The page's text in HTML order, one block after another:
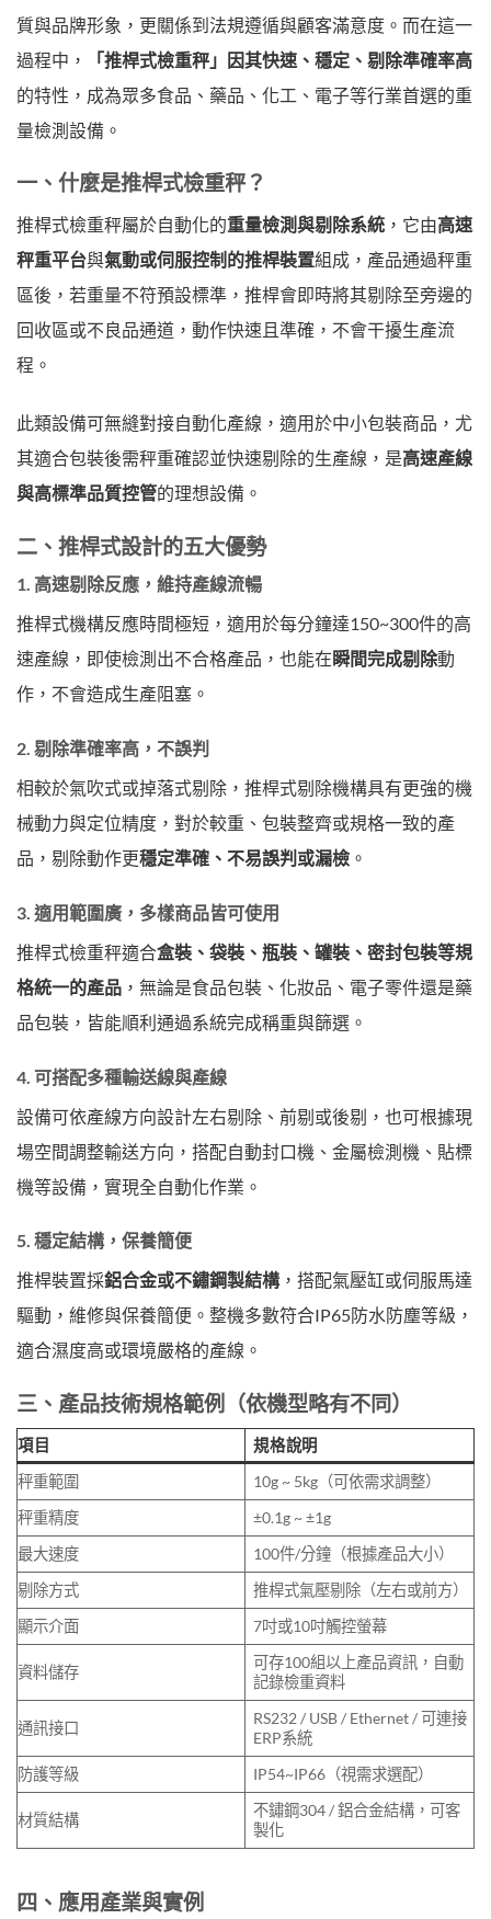
質與品牌形象，更關係到法規遵循與顧客滿意度。而在這一
過程中，
「推桿式檢重秤」因其快速、穩定、剔除準確率高
的特性，成為眾多食品、藥品、化工、電子等行業首選的重
量檢測設備。
一、什麼是推桿式檢重秤？
推桿式檢重秤屬於自動化的重量檢測與剔除系統 ，它由高速
秤重平台與氣動或伺服控制的推桿裝置組成，產品通過秤重
區後，若重量不符預設標準，推桿會即時將其剔除至旁邊的
回收區或不良品通道，動作快速且準確，不會干擾生產流
程。
此類設備可無縫對接自動化產線，適用於中小包裝商品，尤
其適合包裝後需秤重確認並快速剔除的生產線，是高速產線
與高標準品質控管的理想設備。
二、推桿式設計的五大優勢
1. 高速剔除反應，維持產線流暢
推桿式機構反應時間極短，適用於每分鐘達150~300件的高
速產線，即使檢測出不合格產品，也能在瞬間完成剔除動
作，不會造成生產阻塞。
2. 剔除準確率高，不誤判
相較於氣吹式或掉落式剔除，推桿式剔除機構具有更強的機
械動力與定位精度，對於較重、包裝整齊或規格一致的產
品，剔除動作更穩定準確、不易誤判或漏檢 。
3. 適用範圍廣，多樣商品皆可使用
推桿式檢重秤適合盒裝、袋裝、瓶裝、罐裝、密封包裝等規
格統一的產品 ，無論是食品包裝、化妝品、電子零件還是藥
品包裝，皆能順利通過系統完成稱重與篩選。
4. 可搭配多種輸送線與產線
設備可依產線方向設計左右剔除、前剔或後剔，也可根據現
場空間調整輸送方向，搭配自動封口機、金屬檢測機、貼標
機等設備，實現全自動化作業。
5. 穩定結構，保養簡便
推桿裝置採鋁合金或不鏽鋼製結構，搭配氣壓缸或伺服馬達
驅動，維修與保養簡便。整機多數符合IP65防水防塵等級，
適合濕度高或環境嚴格的產線。
三、產品技術規格範例（依機型略有不同）
項目
規格說明
秤重範圍
10g ~ 5kg（可依需求調整）
秤重精度
±0.1g ~ ±1g
最大速度
100件/分鐘（根據產品大小）
剔除方式
推桿式氣壓剔除（左右或前方）
顯示介面
7吋或10吋觸控螢幕
資料儲存
可存100組以上產品資訊，自動
記錄檢重資料
通訊接口
RS232 / USB / Ethernet / 可連接
ERP系統
防護等級
IP54~IP66（視需求選配）
材質結構
不鏽鋼304 / 鋁合金結構，可客
製化
四、應用產業與實例